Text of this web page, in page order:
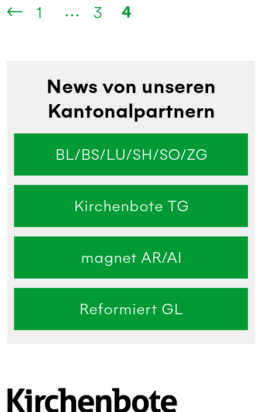
1 ... 3 4
News von unseren
Kantonalpartnern
BL/BS/LU/SH/SO/ZG
Kirchenbote TG
magnet AR/AI
Reformiert GL